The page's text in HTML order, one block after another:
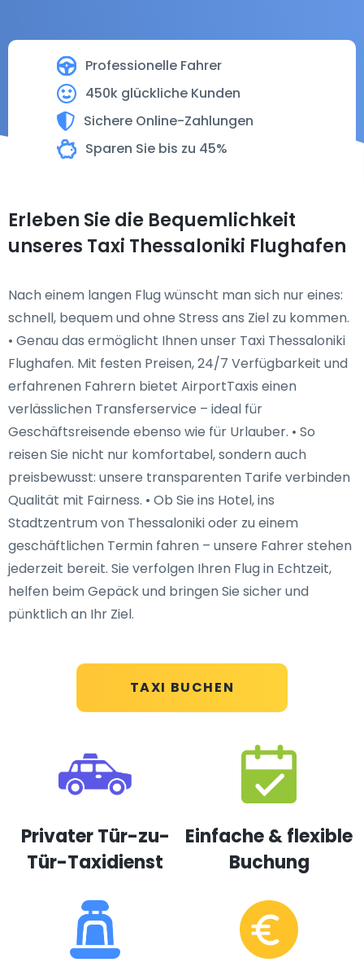
Professionelle Fahrer
450k glückliche Kunden
Sichere Online-Zahlungen
Sparen Sie bis zu 45%
TAXI BUCHEN
Erleben Sie die Bequemlichkeit
unseres Taxi Thessaloniki Flughafen
Nach einem langen Flug wünscht man sich nur eines:
schnell, bequem und ohne Stress ans Ziel zu kommen.
• Genau das ermöglicht Ihnen unser Taxi Thessaloniki
Flughafen. Mit festen Preisen, 24/7 Verfügbarkeit und
erfahrenen Fahrern bietet AirportTaxis einen
verlässlichen Transferservice – ideal für
Geschäftsreisende ebenso wie für Urlauber. • So
reisen Sie nicht nur komfortabel, sondern auch
preisbewusst: unsere transparenten Tarife verbinden
Qualität mit Fairness. • Ob Sie ins Hotel, ins
Stadtzentrum von Thessaloniki oder zu einem
geschäftlichen Termin fahren – unsere Fahrer stehen
jederzeit bereit. Sie verfolgen Ihren Flug in Echtzeit,
helfen beim Gepäck und bringen Sie sicher und
pünktlich an Ihr Ziel.
Privater Tür-zu-
Tür-Taxidienst
Einfache & flexible
Buchung